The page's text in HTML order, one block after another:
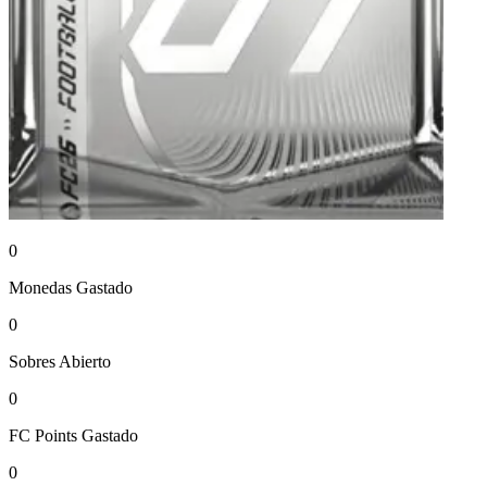
0
Monedas Gastado
0
Sobres Abierto
0
FC Points Gastado
0